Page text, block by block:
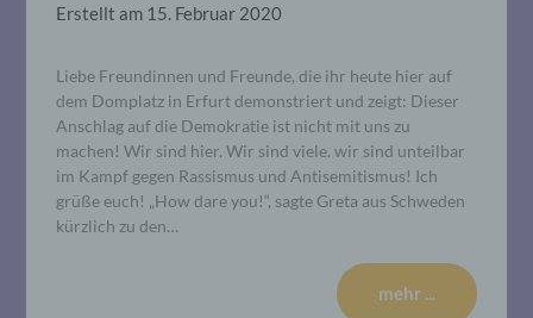
Erstellt am 15. Februar 2020
Liebe Freundinnen und Freunde, die ihr heute hier auf
dem Domplatz in Erfurt demonstriert und zeigt: Dieser
Anschlag auf die Demokratie ist nicht mit uns zu
machen! Wir sind hier. Wir sind viele. wir sind unteilbar
im Kampf gegen Rassismus und Antisemitismus! Ich
grüße euch! „How dare you!“, sagte Greta aus Schweden
kürzlich zu den…
mehr ...